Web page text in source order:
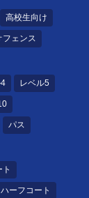
高校生向け
フェンス
レベル5
パス
ーフコート